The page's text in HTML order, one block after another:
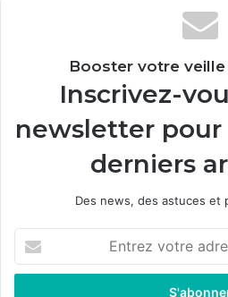
Booster votre
Inscrivez-
newsletter pour
derniers
Des news, des astuces et
t